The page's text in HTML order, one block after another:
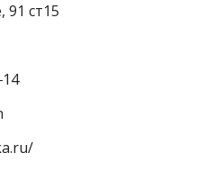
91 ст15